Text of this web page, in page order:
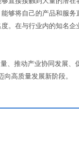
够将自己的产品和服
。在与行业内的知名
、推动产业协同发展、
高质量发展新阶段。